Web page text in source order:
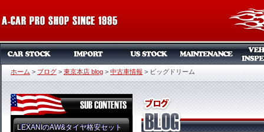
ホーム > ブログ > 東京本店 blog > 中古車情報 > ビッグドリーム
LEXANIのAW&タイヤ格安セット